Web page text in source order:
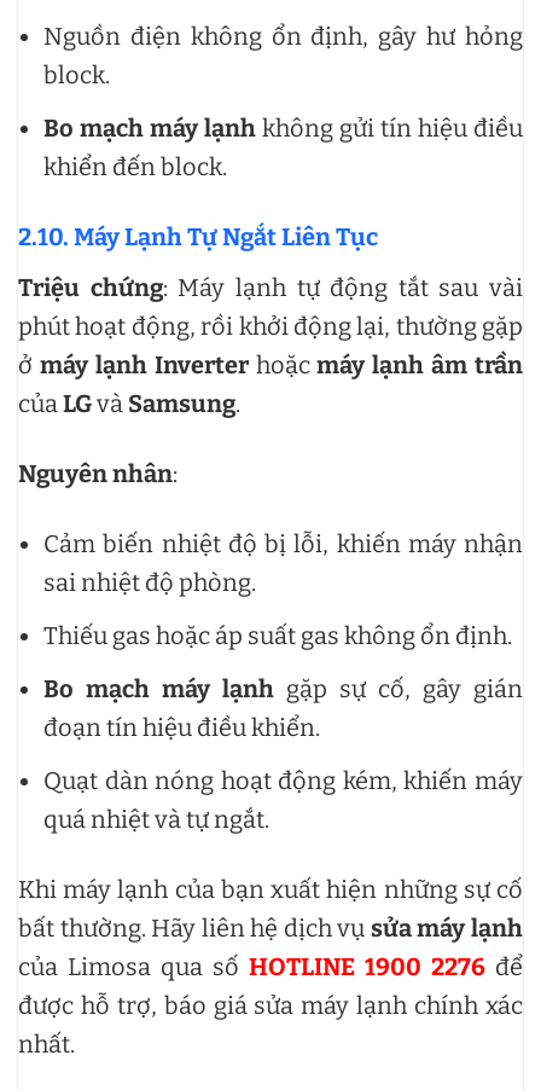
Nguồn điện không ổn định, gây hư hỏng
block.
Bo mạch máy lạnh không gửi tín hiệu điều
khiển đến block.
2.10. Máy Lạnh Tự Ngắt Liên Tục
Triệu chứng: Máy lạnh tự động tắt sau vài
phút hoạt động, rồi khởi động lại, thường gặp
ở máy lạnh Inverterhoặcmáy lạnh âm trần
củaLGvà Samsung.
Nguyên nhân:
Cảm biến nhiệt độ bị lỗi, khiến máy nhận
sai nhiệt độ phòng.
Thiếu gas hoặc áp suất gas không ổn định.
Bo mạch máy lạnh gặp sự cố, gây gián
đoạn tín hiệu điều khiển.
Quạt dàn nóng hoạt động kém, khiến máy
quá nhiệt và tự ngắt.
Khi máy lạnh của bạn xuất hiện những sự cố
bất thường. Hãy liên hệ dịch vụ sửa máy lạnh
của Limosa qua số HOTLINE 1900 2276 để
được hỗ trợ, báo giá sửa máy lạnh chính xác
nhất.